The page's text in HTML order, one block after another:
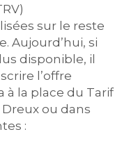
sur le reste
Aujourd’hui, si
disponible, il
l’offre
à la place du Tarif
Dreux ou dans
: